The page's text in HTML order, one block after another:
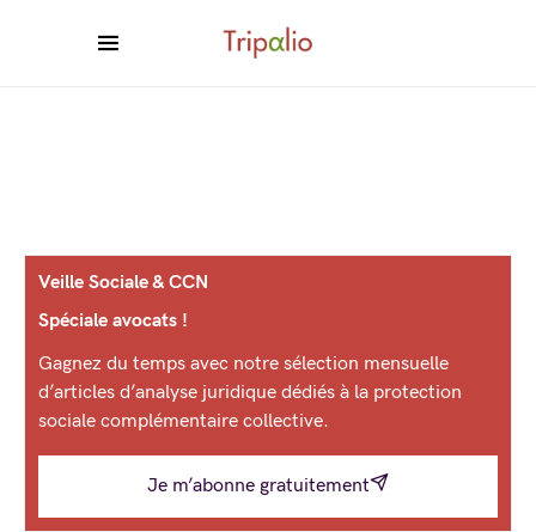
Veille Sociale & CCN
Spéciale avocats !
Gagnez du temps avec notre sélection mensuelle
d’articles d’analyse juridique dédiés à la protection
sociale complémentaire collective.
Je m’abonne gratuitement